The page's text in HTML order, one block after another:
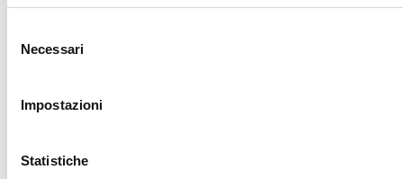
delNecessari
Impostazioni
Statistiche